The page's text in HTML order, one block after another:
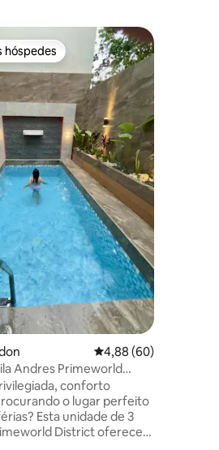
de 5, 158 avaliações
hóspedes
hóspedes
4,88 de uma
4,88 (60)
Andres Primeworld
conforto
Esta unidade de 3
District oferece